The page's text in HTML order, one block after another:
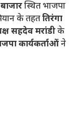
स्थित भाजपा
के तहततिरंगा
सहदेव मरांडीके
कार्यकर्ताओंने